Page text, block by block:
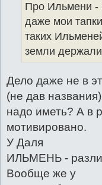
Про Ильмени -
даже мои
таких
земли
Дело даже не в
(не дав
надо иметь? А в
мотивировано.
У Даля
ИЛЬМЕНЬ -
Вообще же у